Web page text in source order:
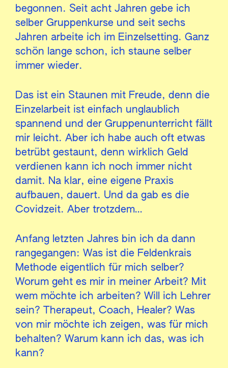
begonnen. Seit acht Jahren gebe ich
selber Gruppenkurse und seit sechs
Jahren arbeite ich im Einzelsetting. Ganz
schön lange schon, ich staune selber
immer wieder.
Das ist ein Staunen mit Freude, denn die
Einzelarbeit ist einfach unglaublich
spannend und der Gruppenunterricht fällt
mir leicht. Aber ich habe auch oft etwas
betrübt gestaunt, denn wirklich Geld
verdienen kann ich noch immer nicht
damit. Na klar, eine eigene Praxis
aufbauen, dauert. Und da gab es die
Covidzeit. Aber trotzdem…
Anfang letzten Jahres bin ich da dann
rangegangen: Was ist die Feldenkrais
Methode eigentlich für mich selber?
Worum geht es mir in meiner Arbeit? Mit
wem möchte ich arbeiten? Will ich Lehrer
sein? Therapeut, Coach, Healer? Was
von mir möchte ich zeigen, was für mich
behalten? Warum kann ich das, was ich
kann?